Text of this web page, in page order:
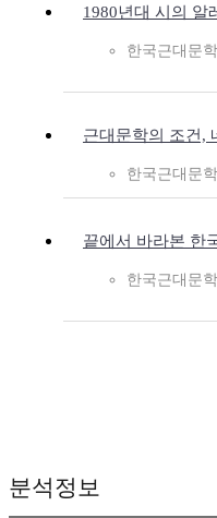
1980년대 시의 알
한국근대문
근대문학의 조건,
한국근대문
끝에서 바라본 한
한국근대문
분석정보